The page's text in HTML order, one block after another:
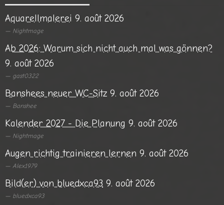
Aquarellmalerei 9. août 2026
Nightmage
Ab 2026: Warum sich nicht auch mal was gönnen?
9. août 2026
gast0322
Banshees neuer WC-Sitz 9. août 2026
Banshee
Kalender 2027 - Die Planung 9. août 2026
Nightmage
Augen richtig trainieren lernen 9. août 2026
Alex1979
Bild(er) von bluedxca93 9. août 2026
bluedxca93